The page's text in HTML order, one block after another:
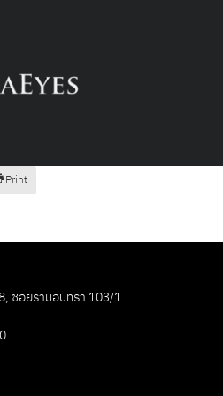
Print
ซอยรามอินทรา 103/1